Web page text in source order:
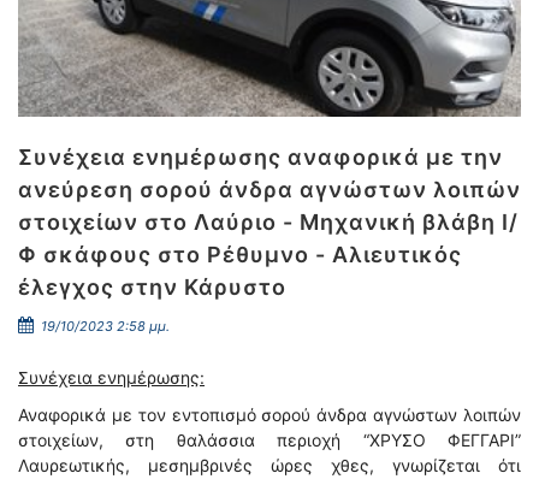
Συνέχεια ενημέρωσης αναφορικά με την
ανεύρεση σορού άνδρα αγνώστων λοιπών
στοιχείων στο Λαύριο - Μηχανική βλάβη Ι/
Φ σκάφους στο Ρέθυμνο - Αλιευτικός
έλεγχος στην Κάρυστο
19/10/2023 2:58 μμ.
Συνέχεια ενημέρωσης:
Αναφορικά με τον εντοπισμό σορού άνδρα αγνώστων λοιπών
στοιχείων, στη θαλάσσια περιοχή “ΧΡΥΣΟ ΦΕΓΓΑΡΙ”
Λαυρεωτικής, μεσημβρινές ώρες χθες, γνωρίζεται ότι